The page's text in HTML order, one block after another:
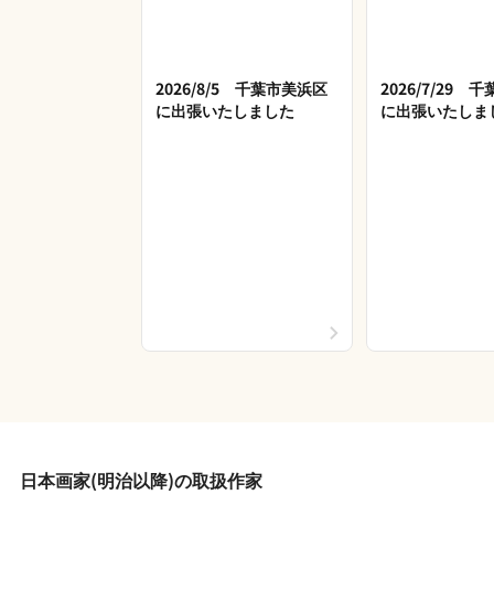
2026/8/5 千葉市美浜区
に出張いたしました
2026/7/29 千
に出張いたしま
日本画家(明治以降)の取扱作家